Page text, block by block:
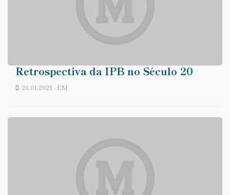
Retrospectiva da IPB no Século 20
26.01.2021 - EM